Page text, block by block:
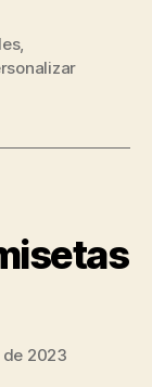
,
2023